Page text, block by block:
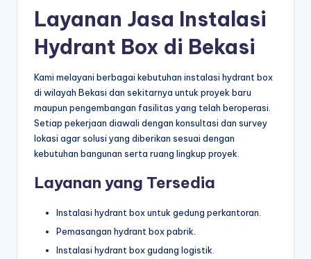
Layanan Jasa Instalasi
Hydrant Box di Bekasi
Kami melayani berbagai kebutuhan instalasi hydrant box
di wilayah Bekasi dan sekitarnya untuk proyek baru
maupun pengembangan fasilitas yang telah beroperasi.
Setiap pekerjaan diawali dengan konsultasi dan survey
lokasi agar solusi yang diberikan sesuai dengan
kebutuhan bangunan serta ruang lingkup proyek.
Layanan yang Tersedia
Instalasi hydrant box untuk gedung perkantoran.
Pemasangan hydrant box pabrik.
Instalasi hydrant box gudang logistik.